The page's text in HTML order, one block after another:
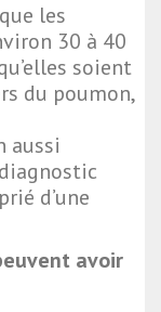
les
30 à 40
soient
du poumon,
aussi
d’une
avoir